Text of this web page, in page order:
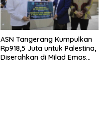
ASN Tangerang Kumpulkan
Rp918,5 Juta untuk Palestina,
Diserahkan di Milad Emas